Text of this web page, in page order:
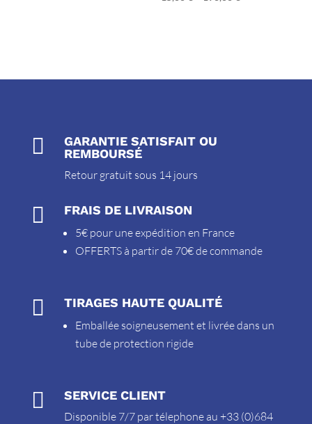

GARANTIE SATISFAIT OU
REMBOURSÉ
Retour gratuit sous 14 jours
 FRAIS DE LIVRAISON
5€ pour une expédition en France
OFFERTS à partir de 70€ de commande
 TIRAGES HAUTE QUALITÉ
Emballée soigneusement et livrée dans un
tube de protection rigide
 SERVICE CLIENT
Disponible 7/7 par télephone au +33 (0)684